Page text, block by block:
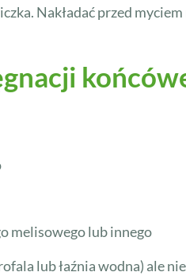
Nakładać przed
melisowego lub innego
lub łaźnia wodna) ale